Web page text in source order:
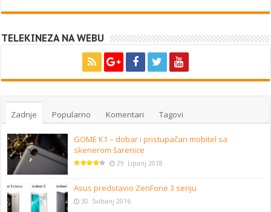
TELEKINEZA NA WEBU
Zadnje Popularno Komentari Tagovi
GOME K1 – dobar i pristupačan mobitel sa
skenerom šarenice
29. Lipanj 2018
Asus predstavio ZenFone 3 seriju
30. Svibanj 2016